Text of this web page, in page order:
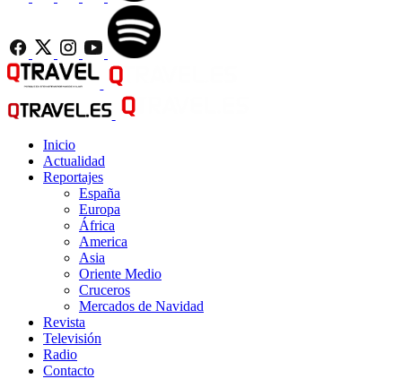
Inicio
Actualidad
Reportajes
España
Europa
África
America
Asia
Oriente Medio
Cruceros
Mercados de Navidad
Revista
Televisión
Radio
Contacto